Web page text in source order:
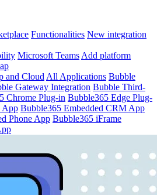
Functionalities New integration
Microsoft Teams Add platform
and Cloud All Applications Bubble
Gateway Integration Bubble Third-
Chrome Plug-in Bubble365 Edge Plug-
App Bubble365 Embedded CRM App
Phone App Bubble365 iFrame